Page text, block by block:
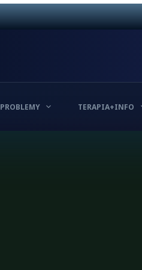
PROBLEMY TERAPIA+INFO